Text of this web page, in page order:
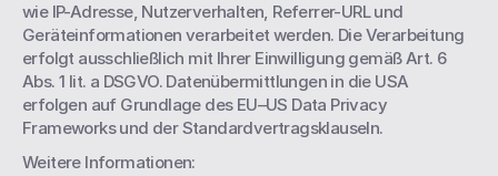
wie IP-Adresse, Nutzerverhalten, Referrer-URL und
Geräteinformationen verarbeitet werden. Die Verarbeitung
erfolgt ausschließlich mit Ihrer Einwilligung gemäß Art. 6
Abs. 1 lit. a DSGVO. Datenübermittlungen in die USA
erfolgen auf Grundlage des EU–US Data Privacy
Frameworks und der Standardvertragsklauseln.
Weitere Informationen: